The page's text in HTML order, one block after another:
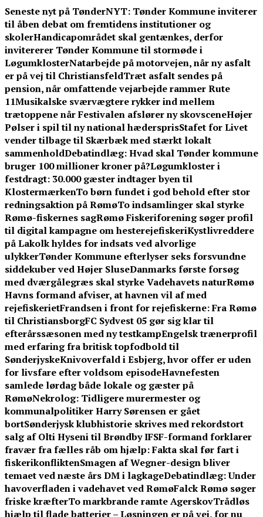
Skip
to
content
Seneste nyt på TønderNYT: Tønder Kommune inviterer
til åben debat om fremtidens institutioner og
skolerHandicapområdet skal gentænkes, derfor
invitererer Tønder Kommune til stormøde i
LøgumklosterNatarbejde på motorvejen, når ny asfalt
er på vej til ChristiansfeldTræt asfalt sendes på
pension, når omfattende vejarbejde rammer Rute
11Musikalske sværvægtere rykker ind mellem
trætoppene når Festivalen afslører ny skovsceneHøjer
Pølser i spil til ny national hædersprisStafet for Livet
vender tilbage til Skærbæk med stærkt lokalt
sammenholdDebatindlæg: Hvad skal Tønder kommune
bruger 100 millioner kroner på?Løgumkloster i
festdragt: 30.000 gæster indtager byen til
KlostermærkenTo børn fundet i god behold efter stor
redningsaktion på RømøTo indsamlinger skal styrke
Rømø-fiskernes sagRømø Fiskeriforening søger profil
til digital kampagne om hesterejefiskeriKystlivreddere
på Lakolk hyldes for indsats ved alvorlige
ulykkerTønder Kommune efterlyser seks forsvundne
siddekuber ved Højer SluseDanmarks første forsøg
med dværgålegræs skal styrke Vadehavets naturRømø
Havns formand afviser, at havnen vil af med
rejefiskerietFrandsen i front for rejefiskerne: Fra Rømø
til ChristiansborgFC Sydvest 05 gør sig klar til
efterårssæsonen med ny testkampEngelsk trænerprofil
med erfaring fra britisk topfodbold til
SønderjyskeKnivoverfald i Esbjerg, hvor offer er uden
for livsfare efter voldsom episodeHavnefesten
samlede lørdag både lokale og gæster på
RømøNekrolog: Tidligere murermester og
kommunalpolitiker Harry Sørensen er gået
bortSønderjysk klubhistorie skrives med rekordstort
salg af Olti Hyseni til Brøndby IFSF-formand forklarer
fravær fra fælles råb om hjælp: Fakta skal før fart i
fiskerikonfliktenSmagen af Wegner-design bliver
temaet ved næste års DM i lagkageDebatindlæg: Under
havoverfladen i vadehavet ved RømøFalck Rømø søger
friske kræfterTo markbrande ramte AgerskovTrådløs
hjælp til flade batterier – Løsningen er på vej, for nu